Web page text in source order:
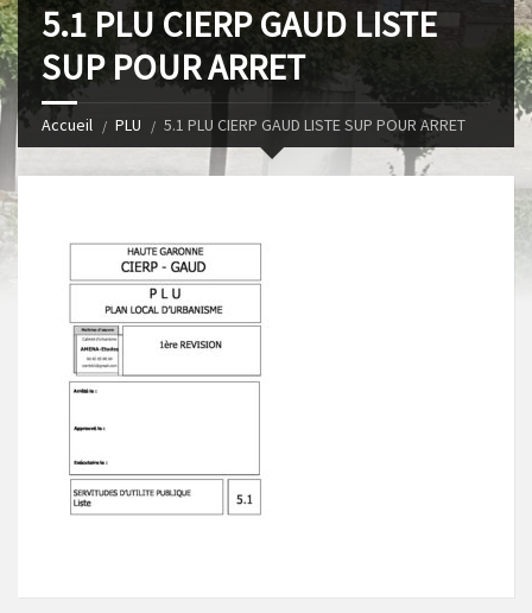
5.1 PLU CIERP GAUD LISTE
SUP POUR ARRET
Accueil PLU 5.1 PLU CIERP GAUD LISTE SUP POUR ARRET